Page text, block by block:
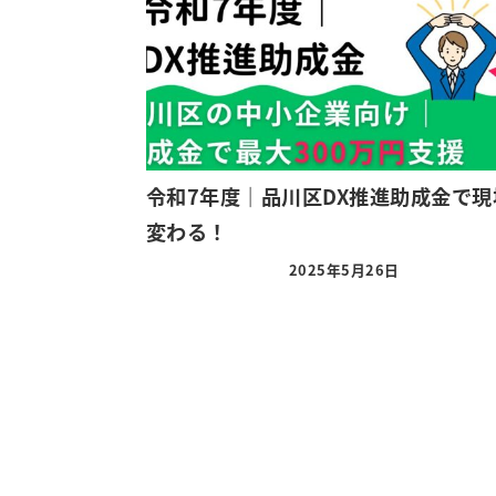
令和7年度｜品川区DX推進助成金で
変わる！
2025年5月26日